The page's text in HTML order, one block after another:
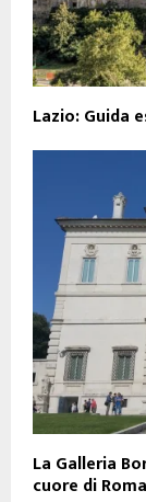
Lazio: Guida
La Galleria
cuore di Roma